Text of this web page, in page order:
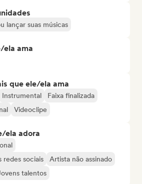
lançar suas músicas
ela ama
que ele/ela ama
Instrumental
Faixa finalizada
Videoclipe
ela adora
redes sociais
Artista não assinado
talentos